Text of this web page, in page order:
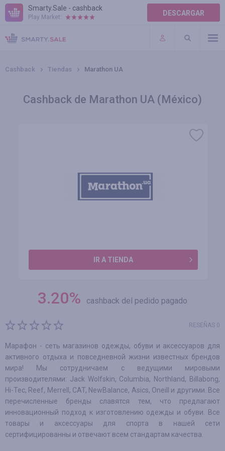
Smarty.Sale - cashback
Play Market: DESCARGAR
AYUDA
TÉRMINOS DE USO
Cashback Tiendas Marathon UA
Cashback de Marathon UA (México)
IR A TIENDA
3.20% cashback del pedido pagado
RESEÑAS 0
Марафон - сеть магазинов одежды, обуви и аксессуаров для
активного отдыха и повседневной жизни известных брендов
мира! Мы сотрудничаем с ведущими мировыми
производителями: Jack Wolfskin, Columbia, Northland, Billabong,
Hi-Tec, Reef, Merrell, CAT, NewBalance, Asics, Oneill и другими. Все
перечисленные бренды славятся тем, что предлагают
инновационный подход к изготовлению одежды и обуви. Все
товары и аксессуары для спорта в нашей сети
сертифицированны и отвечают всем стандартам качества.